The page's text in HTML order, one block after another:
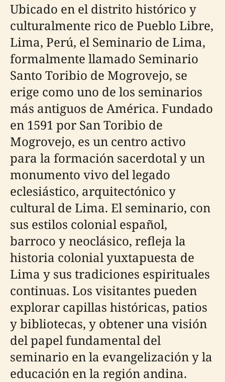
Ubicado en el distrito histórico y
culturalmente rico de Pueblo Libre,
Lima, Perú, el Seminario de Lima,
formalmente llamado Seminario
Santo Toribio de Mogrovejo, se
erige como uno de los seminarios
más antiguos de América. Fundado
en 1591 por San Toribio de
Mogrovejo, es un centro activo
para la formación sacerdotal y un
monumento vivo del legado
eclesiástico, arquitectónico y
cultural de Lima. El seminario, con
sus estilos colonial español,
barroco y neoclásico, refleja la
historia colonial yuxtapuesta de
Lima y sus tradiciones espirituales
continuas. Los visitantes pueden
explorar capillas históricas, patios
y bibliotecas, y obtener una visión
del papel fundamental del
seminario en la evangelización y la
educación en la región andina.